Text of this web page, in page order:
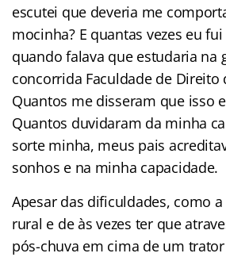
escutei que deveria me
mocinha? E quantas vezes eu
quando falava que estudaria na
concorrida Faculdade de Direito
Quantos me disseram que isso
Quantos duvidaram da minha
sorte minha, meus pais
sonhos e na minha capacidade.
Apesar das dificuldades, como
rural e de às vezes ter que
pós-chuva em cima de um